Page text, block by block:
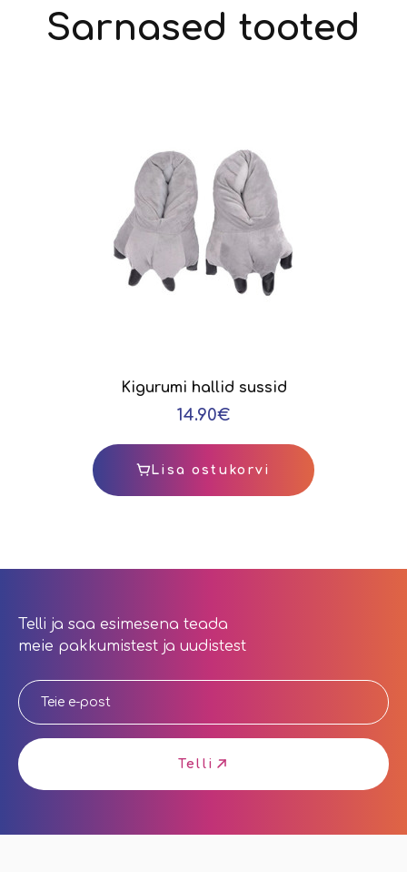
Sarnased tooted
Kigurumi hallid sussid
14.90€
Lisa ostukorvi
Telli ja saa esimesena teada
meie pakkumistest ja uudistest
Telli